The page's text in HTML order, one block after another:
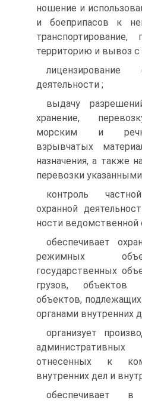
ношение и
и боеприпасов к
территорию и вывоз
деятельности ;
выдачу
хранение,
морским и
взрывчатых
назначения, а также
перевозки
контроль
охранной
ности ведомственной
обеспечивает
режимных
государственных
грузов, объектов
объектов,
органами внутренних
организует
отнесенных к
внутренних дел и
обеспечивает